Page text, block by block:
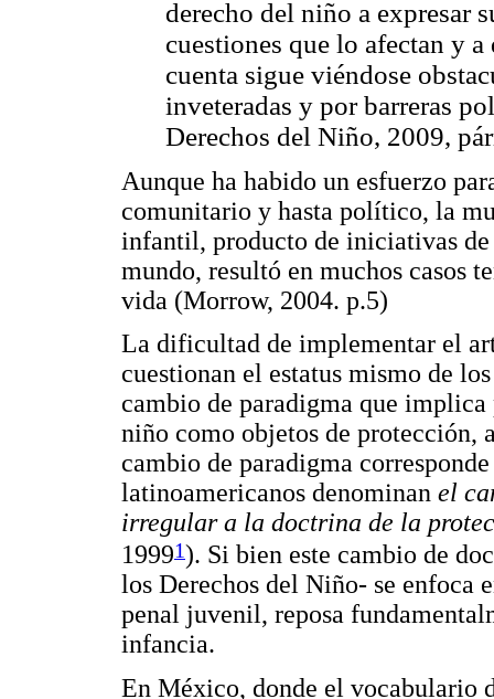
derecho del niño a expresar
cuestiones que lo afectan y
cuenta sigue viéndose
inveteradas y por barreras
Derechos del Niño, 2009,
Aunque ha habido un esfuerzo
comunitario y hasta político, la
infantil, producto de iniciativas de
mundo, resultó en muchos casos
vida (Morrow, 2004. p.5)
La dificultad de implementar el
cuestionan el estatus mismo de
cambio de paradigma que
niño como objetos de protección,
cambio de paradigma
latinoamericanos denominan el
irregular a la doctrina de la
19991). Si bien este cambio de
los Derechos del Niño- se enfoca
penal juvenil, reposa
infancia.
En México, donde el vocabulario